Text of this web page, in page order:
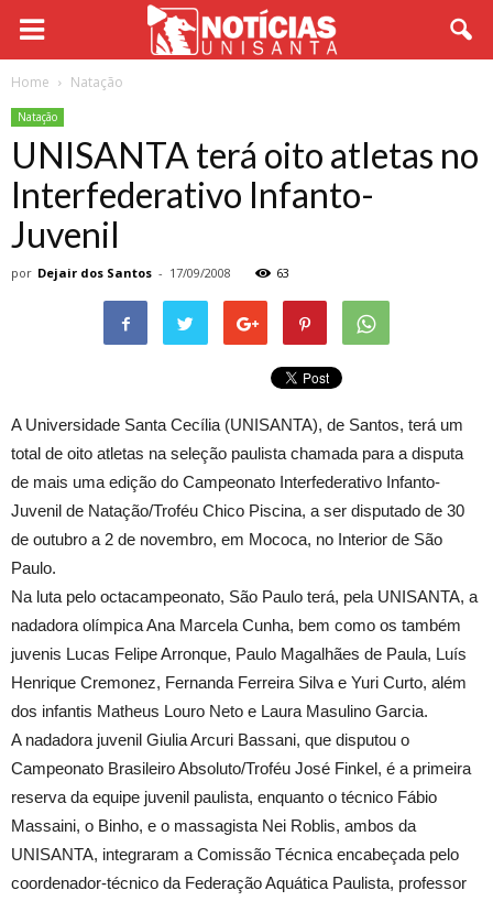
Home Natação
Natação
UNISANTA terá oito atletas no
Interfederativo Infanto-
Juvenil
por Dejair dos Santos - 17/09/2008 63
A Universidade Santa Cecília (UNISANTA), de Santos, terá um
total de oito atletas na seleção paulista chamada para a disputa
de mais uma edição do Campeonato Interfederativo Infanto-
Juvenil de Natação/Troféu Chico Piscina, a ser disputado de 30
de outubro a 2 de novembro, em Mococa, no Interior de São
Paulo.
Na luta pelo octacampeonato, São Paulo terá, pela UNISANTA, a
nadadora olímpica Ana Marcela Cunha, bem como os também
juvenis Lucas Felipe Arronque, Paulo Magalhães de Paula, Luís
Henrique Cremonez, Fernanda Ferreira Silva e Yuri Curto, além
dos infantis Matheus Louro Neto e Laura Masulino Garcia.
A nadadora juvenil Giulia Arcuri Bassani, que disputou o
Campeonato Brasileiro Absoluto/Troféu José Finkel, é a primeira
reserva da equipe juvenil paulista, enquanto o técnico Fábio
Massaini, o Binho, e o massagista Nei Roblis, ambos da
UNISANTA, integraram a Comissão Técnica encabeçada pelo
coordenador-técnico da Federação Aquática Paulista, professor